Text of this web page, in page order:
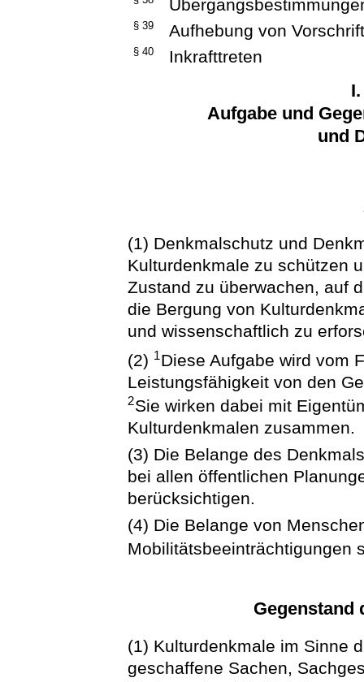
§ 39 Aufhebung von
§ 40 Inkrafttreten
Aufgabe und
und
(1) Denkmalschutz und
Kulturdenkmale zu schützen
Zustand zu überwachen, auf
die Bergung von
und wissenschaftlich zu
(2) 1Diese Aufgabe wird vom
Leistungsfähigkeit von den
2Sie wirken dabei mit
Kulturdenkmalen zusammen.
(3) Die Belange des
bei allen öffentlichen
berücksichtigen.
(4) Die Belange von
Mobilitätsbeeinträchtigungen
Gegenstand
(1) Kulturdenkmale im Sinne
geschaffene Sachen,